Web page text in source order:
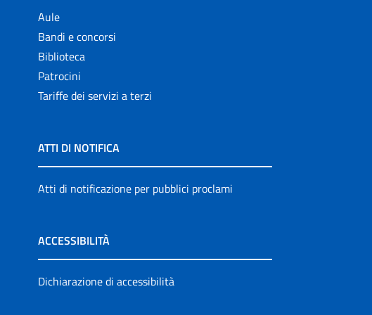
Aule
Bandi e concorsi
Biblioteca
Patrocini
Tariffe dei servizi a terzi
ATTI DI NOTIFICA
Atti di notificazione per pubblici proclami
ACCESSIBILITÀ
Dichiarazione di accessibilità